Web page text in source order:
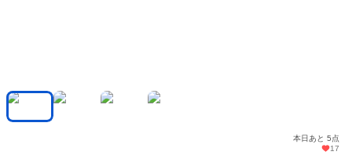
本日あと 5点
17